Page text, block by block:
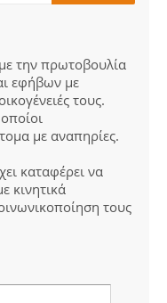
την πρωτοβουλία
εφήβων με
τους.
με αναπηρίες.
καταφέρει να
κινητικά
τους